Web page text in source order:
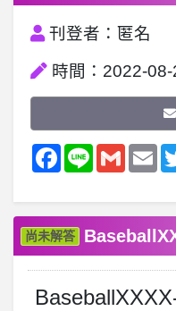
刊登者：匿名
時間：2022-
Facebook
Line Gmail
尚未解答